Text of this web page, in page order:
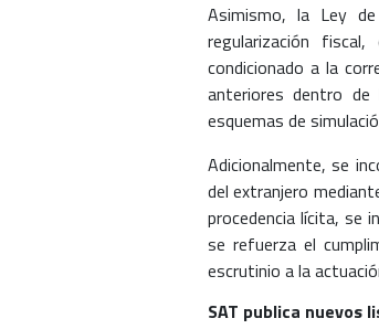
Asimismo, la Ley
regularización
condicionado a la
anteriores dentro de
esquemas de
Adicionalmente, se
del extranjero
procedencia lícita, se
se refuerza el
escrutinio a la
SAT publica nuevos